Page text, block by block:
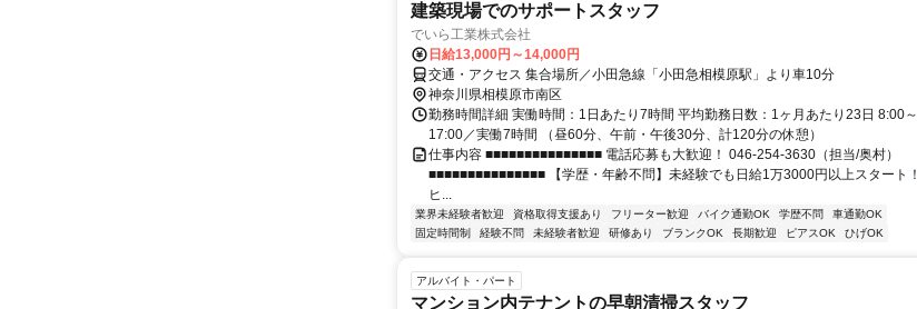
建築現場でのサポートスタッフ
でいら工業株式会社
日給13,000円～14,000円
交通・アクセス 集合場所／小田急線「小田急相模原駅」より車10分
神奈川県相模原市南区
勤務時間詳細 実働時間：1日あたり7時間 平均勤務日数：1ヶ月あたり23日 8:00～
17:00／実働7時間 （昼60分、午前・午後30分、計120分の休憩）
仕事内容 ■■■■■■■■■■■■■■■ 電話応募も大歓迎！ 046-254-3630（担当/奥村）
■■■■■■■■■■■■■■■ 【学歴・年齢不問】未経験でも日給1万3000円以上スタート！
ヒ...
業界未経験者歓迎 資格取得支援あり フリーター歓迎 バイク通勤OK 学歴不問
車通勤OK
固定時間制
経験不問 未経験者歓迎 研修あり ブランクOK 長期歓迎 ピアスOK ひげOK
アルバイト・パート
マンション内テナントの早朝清掃スタッフ